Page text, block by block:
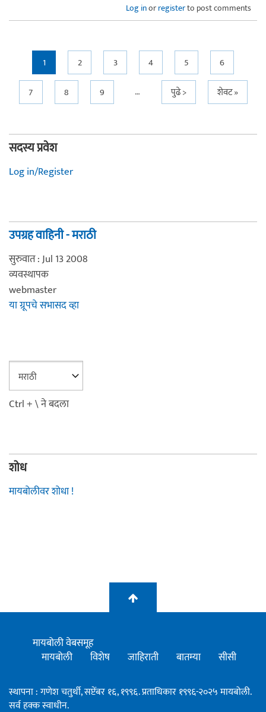
Log inorregisterto post comments
Pages
1 2 3 4 5
6
7
8 9 … पुढे > शेवट »
सदस्य प्रवेश
Log in/Register
उपग्रह वाहिनी - मराठी
सुरुवात : Jul 13 2008
व्यवस्थापक
webmaster
या ग्रूपचे सभासद व्हा
Ctrl + \ ने बदला
शोध
मायबोलीवर शोधा !
मायबोली वेबसमूह
मायबोली
विशेष जाहिराती बातम्या सीसी
स्थापना : गणेश चतुर्थी, सप्टेंबर १६, १९९६. प्रताधिकार १९९६-२०२५ मायबोली.
सर्व हक्क स्वाधीन.